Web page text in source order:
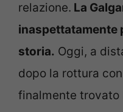
relazione. La
inaspettatamente
storia. Oggi, a
dopo la rottura
finalmente trovato